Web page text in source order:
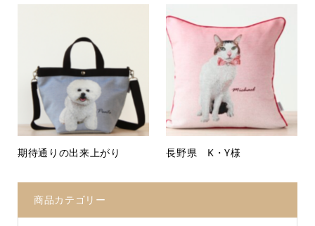
期待通りの出来上がり 長野県 K・Y様
商品カテゴリー